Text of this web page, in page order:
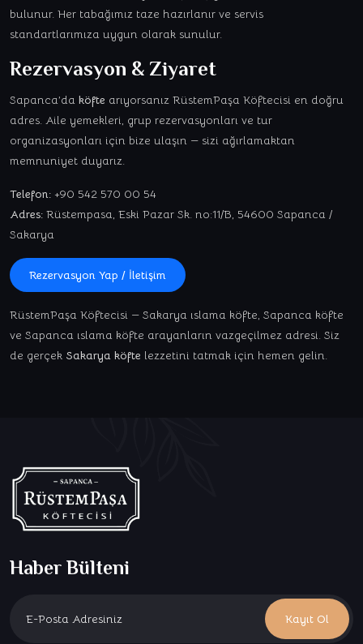
bulunur. Her tabağımız taze hazırlanır ve servis
standartlarımıza uygun olarak sunulur.
Rezervasyon & Ziyaret
Sapanca’da köfte arıyorsanız RüstemPaşa Köftecisi en doğru
adres. Aile yemekleri, grup rezervasyonları ve tur
organizasyonları için bize ulaşın — sizi ağırlamaktan
memnuniyet duyarız.
Telefon: +90 542 570 00 54
Adres: Rüstempasa, Eski Pazar Sk. no:11/B, 54600 Sapanca /
Sakarya
Rezervasyon Yap / İletişim
RüstemPaşa Köftecisi — Sakarya ıslama köfte, Sapanca köfte
ve Sapanca ıslama köfte arayanların vazgeçilmez adresi. Siz
de gerçek Sakarya köfte lezzetini tatmak için hemen gelin.
Haber Bülteni
Kayıt Ol